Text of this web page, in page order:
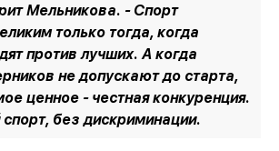
Мельникова. - Спорт
только тогда, когда
против лучших. А когда
не допускают до старта,
ценное - честная конкуренция.
без дискриминации.